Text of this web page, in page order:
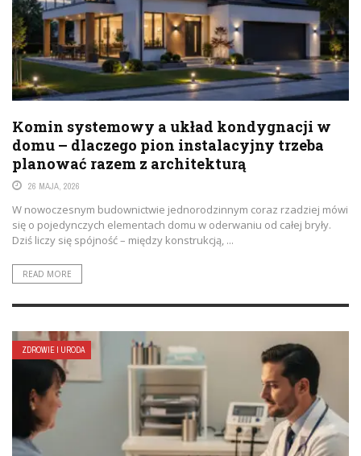
Komin systemowy a układ kondygnacji w
domu – dlaczego pion instalacyjny trzeba
planować razem z architekturą
26 MAJA, 2026
W nowoczesnym budownictwie jednorodzinnym coraz rzadziej mówi
się o pojedynczych elementach domu w oderwaniu od całej bryły.
Dziś liczy się spójność – między konstrukcją, ...
READ MORE
ZDROWIE I URODA